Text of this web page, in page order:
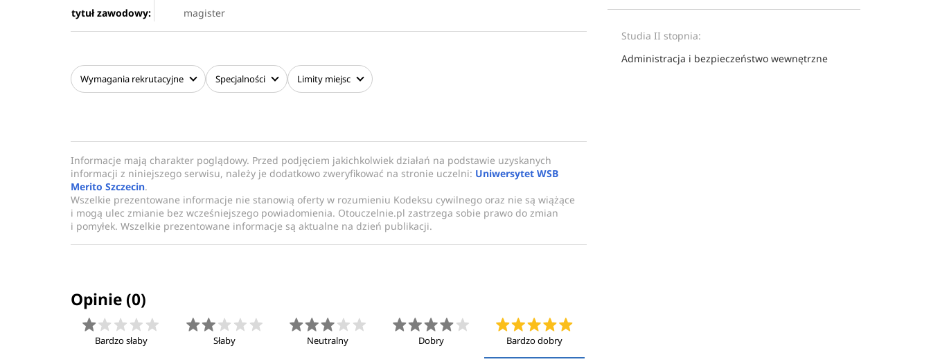
tytuł zawodowy:
magister
Wymagania rekrutacyjne Specjalności Limity miejsc
Informacje mają charakter poglądowy. Przed podjęciem jakichkolwiek działań na podstawie uzyskanych
informacji z niniejszego serwisu, należy je dodatkowo zweryfikować na stronie uczelni: Uniwersytet WSB
Merito Szczecin.
Wszelkie prezentowane informacje nie stanowią oferty w rozumieniu Kodeksu cywilnego oraz nie są wiążące
i mogą ulec zmianie bez wcześniejszego powiadomienia. Otouczelnie.pl zastrzega sobie prawo do zmian
i pomyłek. Wszelkie prezentowane informacje są aktualne na dzień publikacji.
Opinie (0)
Bardzo słaby Słaby Neutralny Dobry Bardzo dobry
Studia II stopnia:
Administracja i bezpieczeństwo wewnętrzne